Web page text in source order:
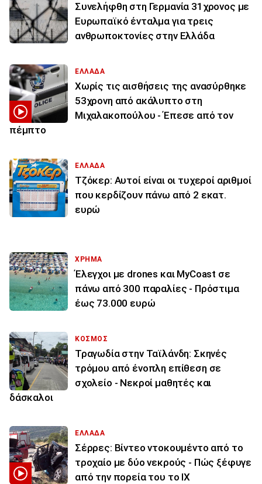
Συνελήφθη στη Γερμανία 31χρονος με
Ευρωπαϊκό ένταλμα για τρεις
ανθρωποκτονίες στην Ελλάδα
ΕΛΛΑΔΑ
Χωρίς τις αισθήσεις της ανασύρθηκε
53χρονη από ακάλυπτο στη
Μιχαλακοπούλου - Έπεσε από τον
πέμπτο
ΕΛΛΑΔΑ
Τζόκερ: Αυτοί είναι οι τυχεροί αριθμοί
που κερδίζουν πάνω από 2 εκατ.
ευρώ
ΧΡΗΜΑ
Έλεγχοι με drones και MyCoast σε
πάνω από 300 παραλίες - Πρόστιμα
έως 73.000 ευρώ
ΚΟΣΜΟΣ
Τραγωδία στην Ταϊλάνδη: Σκηνές
τρόμου από ένοπλη επίθεση σε
σχολείο - Νεκροί μαθητές και
δάσκαλοι
ΕΛΛΑΔΑ
Σέρρες: Βίντεο ντοκουμέντο από το
τροχαίο με δύο νεκρούς - Πώς ξέφυγε
από την πορεία του το ΙΧ